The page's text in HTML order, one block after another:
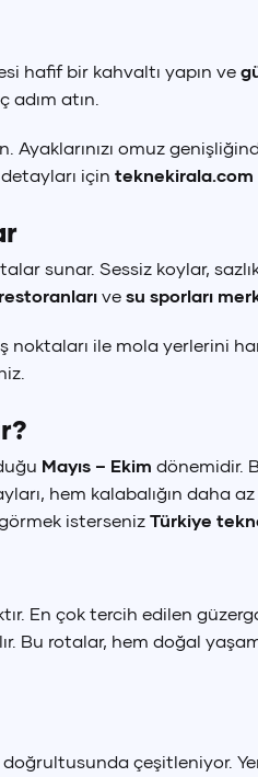
242 50 50
242 50 50
hafif bir kahvaltı yapın ve
atın.
Ayaklarınızı omuz
için teknekirala.com
sunar. Sessiz koylar,
ve su sporları
noktaları ile mola yerlerini
Mayıs – Ekim dönemidir.
hem kalabalığın daha
isterseniz Türkiye
En çok tercih edilen
Bu rotalar, hem doğal
çeşitleniyor.
242 50 50